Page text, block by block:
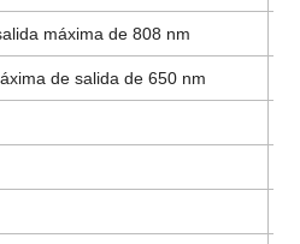
máxima de 808 nm
de salida de 650 nm